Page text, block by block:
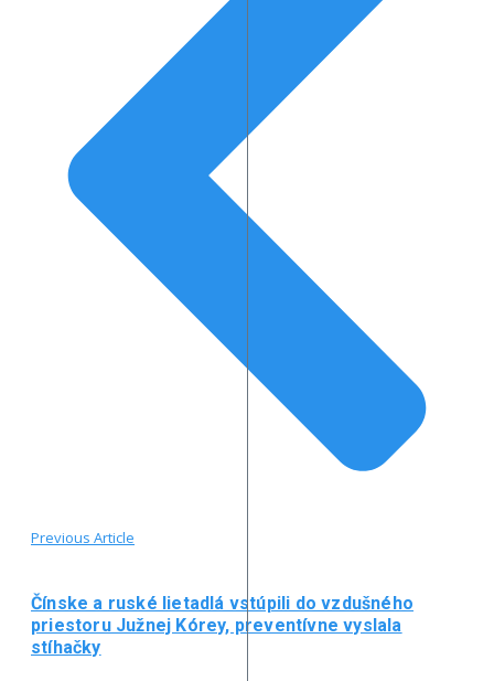
Previous Article
Čínske a ruské lietadlá vstúpili do vzdušného
priestoru Južnej Kórey, preventívne vyslala
stíhačky